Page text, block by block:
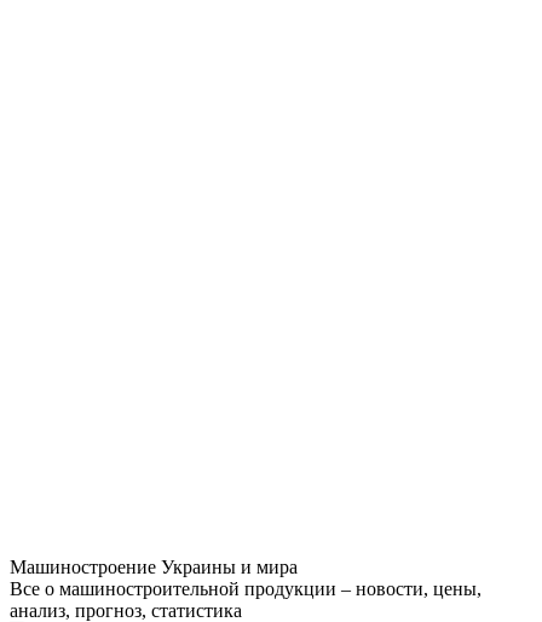
Перейти
к
содержанию
Машиностроение Украины и мира
Все о машиностроительной продукции – новости, цены,
анализ, прогноз, статистика